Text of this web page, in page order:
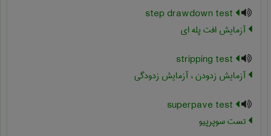
آزمایش افت پله ای
آزمایش زدودن ، آزمایش زدودگی
تست سوپرپیو